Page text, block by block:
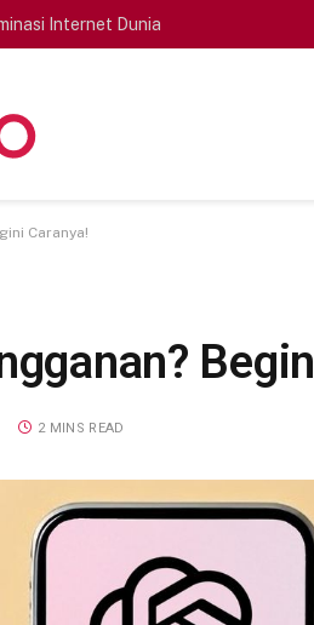
Internet Dunia
Caranya!
2 MINS READ